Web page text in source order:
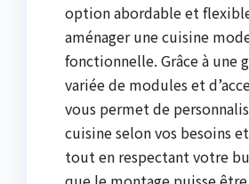
option abordable et
aménager une cuisine
fonctionnelle. Grâce à une
variée de modules et
vous permet de
cuisine selon vos besoins
tout en respectant votre